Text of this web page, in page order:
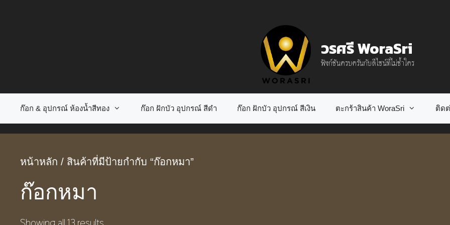
วรศรี WoraSri
ฟังก์ชันครบครันกับดีไซน์ที่ไม่ซ้ำใคร
ก๊อก & อุปกรณ์ ห้องน้ำสีทอง ก๊อก ฝักบัว อุปกรณ์ สีดำ ก๊อก ฝักบัว อุปกรณ์ สีเงิน ตะกร้าสินค้า WoraSri ติด
หน้าหลัก / สินค้าที่มีป้ายกำกับ “ก๊อกหมา”
ก๊อกหมา